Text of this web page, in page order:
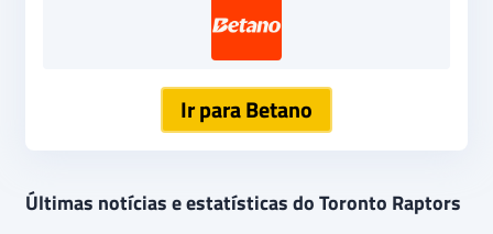
Ir para Betano
Últimas notícias e estatísticas do Toronto Raptors